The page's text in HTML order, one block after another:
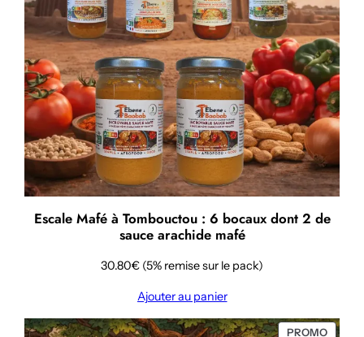
Escale Mafé à Tombouctou : 6 bocaux dont 2 de
sauce arachide mafé
30.80€ (5% remise sur le pack)
Ajouter au panier
PROMO